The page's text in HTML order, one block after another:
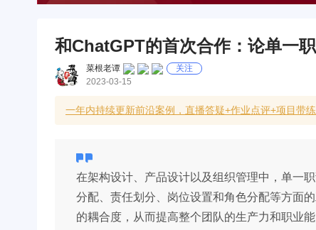
和ChatGPT的首次合作：论单一
菜根老谭
关注
2023-03-15
一年内持续更新前沿案例，直播答疑+作业点评+项目带
在架构设计、产品设计以及组织管理中，单一
分配、责任划分、岗位设置和角色分配等方面
的耦合度，从而提高整个团队的生产力和职业